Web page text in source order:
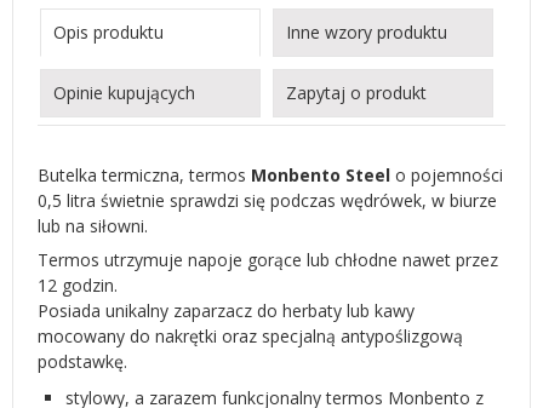
Opis produktu Inne wzory produktu
Opinie kupujących Zapytaj o produkt
Butelka termiczna, termos Monbento Steel o pojemności
0,5 litra świetnie sprawdzi się podczas wędrówek, w biurze
lub na siłowni.
Termos utrzymuje napoje gorące lub chłodne nawet przez
12 godzin.
Posiada unikalny zaparzacz do herbaty lub kawy
mocowany do nakrętki oraz specjalną antypoślizgową
podstawkę.
stylowy, a zarazem funkcjonalny termos Monbento z